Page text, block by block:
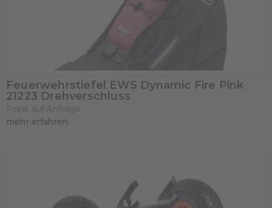
Feuerwehrstiefel EWS Dynamic Fire Pink
21223 Drehverschluss
mehr erfahren